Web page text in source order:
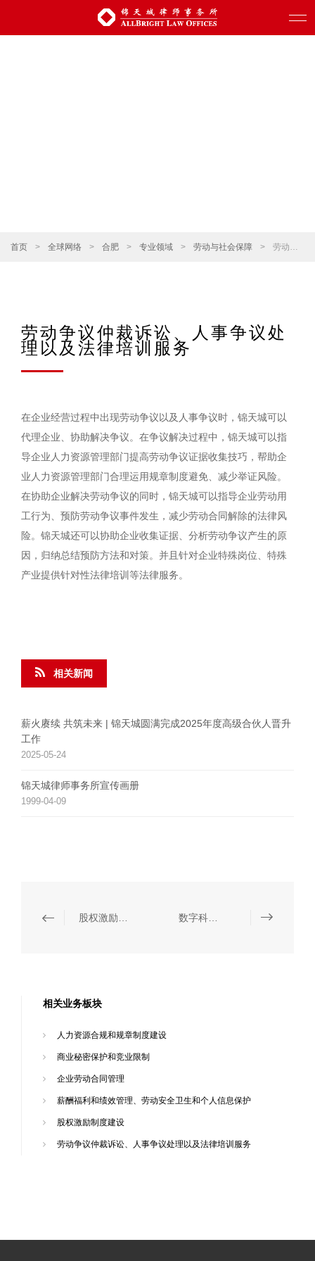
首页 > 全球网络 > 合肥 > 专业领域 > 劳动与社会保障 > 劳动争议仲裁诉讼、人事争议处理以及法律培训服务
劳动争议仲裁诉讼、人事争议处
理以及法律培训服务
在企业经营过程中出现劳动争议以及人事争议时，锦天城可以
代理企业、协助解决争议。在争议解决过程中，锦天城可以指
导企业人力资源管理部门提高劳动争议证据收集技巧，帮助企
业人力资源管理部门合理运用规章制度避免、减少举证风险。
在协助企业解决劳动争议的同时，锦天城可以指导企业劳动用
工行为、预防劳动争议事件发生，减少劳动合同解除的法律风
险。锦天城还可以协助企业收集证据、分析劳动争议产生的原
因，归纳总结预防方法和对策。并且针对企业特殊岗位、特殊
产业提供针对性法律培训等法律服务。
相关新闻
薪火赓续 共筑未来 | 锦天城圆满完成2025年度高级合伙人晋升
工作
2025-05-24
锦天城律师事务所宣传画册
1999-04-09
相关业务板块
人力资源合规和规章制度建设
商业秘密保护和竞业限制
企业劳动合同管理
薪酬福利和绩效管理、劳动安全卫生和个人信息保护
股权激励制度建设
劳动争议仲裁诉讼、人事争议处理以及法律培训服务